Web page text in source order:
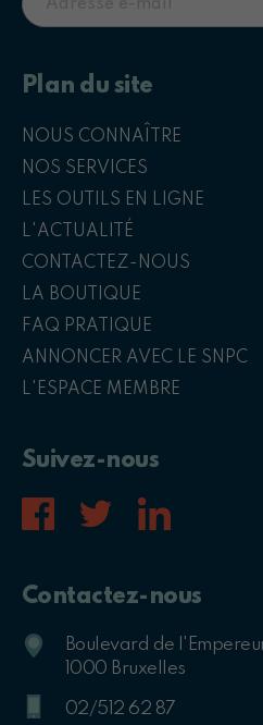
Suivez-nous
Plan du site
NOUS CONNAÎTRE
NOS SERVICES
LES OUTILS EN LIGNE
L'ACTUALITÉ
CONTACTEZ-NOUS
LA BOUTIQUE
FAQ PRATIQUE
ANNONCER AVEC LE SNPC
L'ESPACE MEMBRE
Contactez-nous
Boulevard de
1000 Bruxelles
02/512 62 87